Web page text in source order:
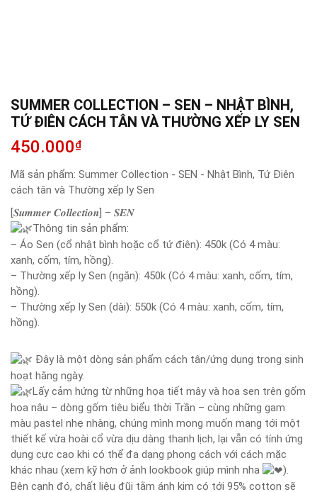
SUMMER COLLECTION – SEN – NHẬT BÌNH,
TỨ ĐIÊN CÁCH TÂN VÀ THƯỜNG XẾP LY SEN
450.000₫
Mã sản phẩm: Summer Collection - SEN - Nhật Bình, Tứ Điên
cách tân và Thường xếp ly Sen
[𝑺𝒖𝒎𝒎𝒆𝒓 𝑪𝒐𝒍𝒍𝒆𝒄𝒕𝒊𝒐𝒏] – 𝑺𝑬𝑵
Thông tin sản phẩm:
– Áo Sen (cổ nhật bình hoặc cổ tứ điên): 450k (Có 4 màu:
xanh, cốm, tím, hồng).
– Thường xếp ly Sen (ngắn): 450k (Có 4 màu: xanh, cốm, tím,
hồng).
– Thường xếp ly Sen (dài): 550k (Có 4 màu: xanh, cốm, tím,
hồng).
Đây là một dòng sản phẩm cách tân/ứng dụng trong sinh
hoạt hằng ngày.
Lấy cảm hứng từ những họa tiết mây và hoa sen trên gốm
hoa nâu – dòng gốm tiêu biểu thời Trần – cùng những gam
màu pastel nhẹ nhàng, chúng mình mong muốn mang tới một
thiết kế vừa hoài cổ vừa dịu dàng thanh lịch, lại vẫn có tính ứng
dụng cực cao khi có thể đa dạng phong cách với cách mặc
khác nhau (xem kỹ hơn ở ảnh lookbook giúp mình nha
).
Bên cạnh đó, chất liệu đũi tằm ánh kim có tới 95% cotton sẽ